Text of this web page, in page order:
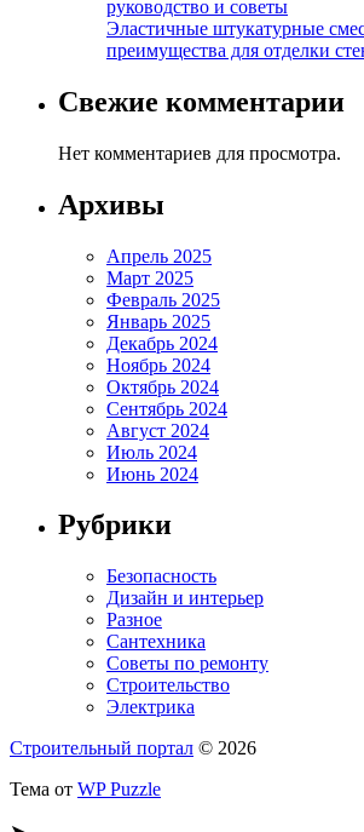
руководство и советы
Эластичные штукатурные
преимущества для отделки
Свежие комментарии
Нет комментариев для просмотра.
Архивы
Апрель 2025
Март 2025
Февраль 2025
Январь 2025
Декабрь 2024
Ноябрь 2024
Октябрь 2024
Сентябрь 2024
Август 2024
Июль 2024
Июнь 2024
Рубрики
Безопасность
Дизайн и интерьер
Разное
Сантехника
Советы по ремонту
Строительство
Электрика
Строительный портал © 2026
Тема от WP Puzzle